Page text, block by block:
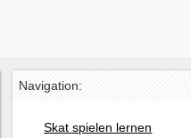
Navigation:
Skat spielen lernen